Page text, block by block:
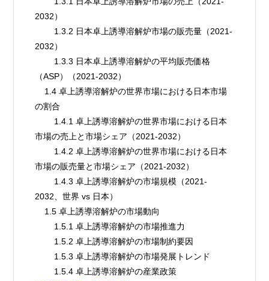
2032）
2032）
（ASP）（2021-2032）
の割合
市場の売上と市場シェア（2021-2032）
市場の販売量と市場シェア（2021-2032）
2032、世界 vs 日本）
    1.5 卓上誘導溶解炉の市場動向
        1.5.1 卓上誘導溶解炉の市場推進力
        1.5.2 卓上誘導溶解炉の市場制約要因
        1.5.3 卓上誘導溶解炉の市場発展トレンド
        1.5.4 卓上誘導溶解炉の産業政策